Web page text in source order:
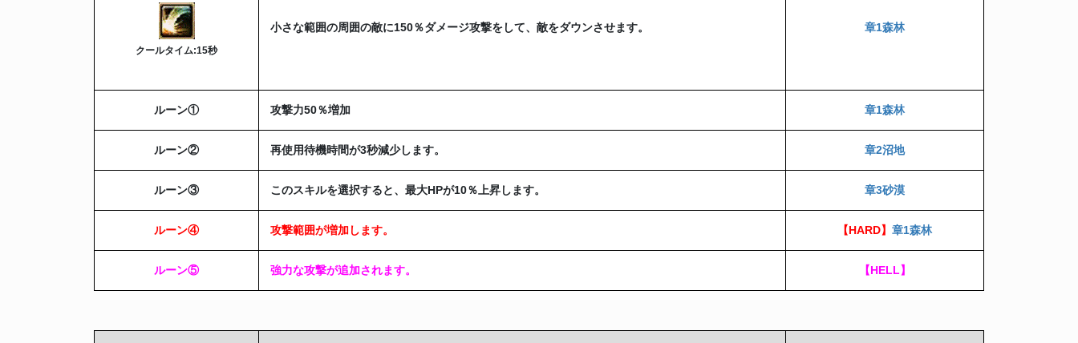
クールタイム:15秒
小さな範囲の周囲の敵に150％ダメージ攻撃をして、敵をダウンさせます。 章1森林
ルーン① 攻撃力50％増加 章1森林
ルーン② 再使用待機時間が3秒減少します。 章2沼地
ルーン③ このスキルを選択すると、最大HPが10％上昇します。 章3砂漠
ルーン④ 攻撃範囲が増加します。 【HARD】 章1森林
ルーン⑤ 強力な攻撃が追加されます。 【HELL】